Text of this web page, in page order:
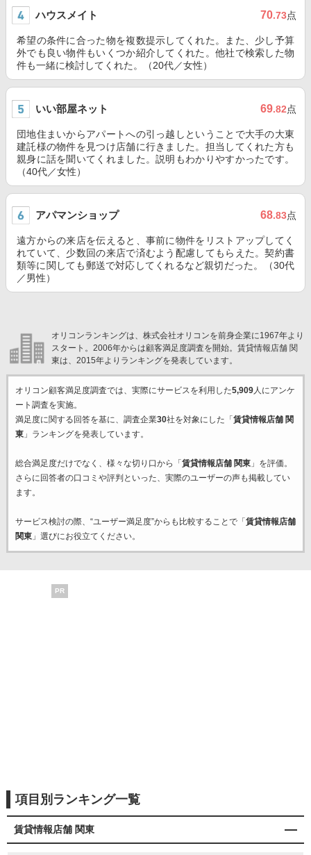
ハウスメイト 70.73点
希望の条件に合った物を複数提示してくれた。また、少し予算
外でも良い物件もいくつか紹介してくれた。他社で検索した物
件も一緒に検討してくれた。（20代／女性）
いい部屋ネット 69.82点
団地住まいからアパートへの引っ越しということで大手の大東
建託様の物件を見つけ店舗に行きました。担当してくれた方も
親身に話を聞いてくれました。説明もわかりやすかったです。
（40代／女性）
アパマンショップ 68.83点
遠方からの来店を伝えると、事前に物件をリストアップしてく
れていて、少数回の来店で済むよう配慮してもらえた。契約書
類等に関しても郵送で対応してくれるなど親切だった。（30代
／男性）
オリコンランキングは、株式会社オリコンを前身企業に1967年より
スタート。2006年からは顧客満足度調査を開始。賃貸情報店舗 関
東は、2015年よりランキングを発表しています。
オリコン顧客満足度調査では、実際にサービスを利用した5,909人にアンケ
ート調査を実施。
満足度に関する回答を基に、調査企業30社を対象にした「 賃貸情報店舗 関
東」ランキングを発表しています。
総合満足度だけでなく、様々な切り口から「 賃貸情報店舗 関東」を評価。
さらに回答者の口コミや評判といった、実際のユーザーの声も掲載してい
ます。
サービス検討の際、“ユーザー満足度”からも比較することで「 賃貸情報店舗
関東」選びにお役立てください。
PR
項目別ランキング一覧
賃貸情報店舗 関東